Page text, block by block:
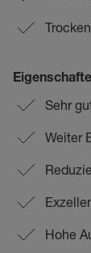
Sehr
Weiter
Hohe